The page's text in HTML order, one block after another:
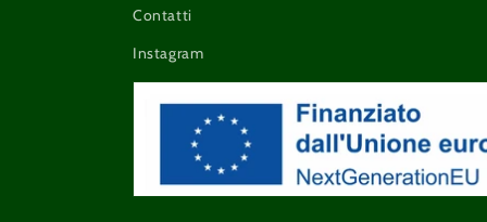
Contatti
Instagram